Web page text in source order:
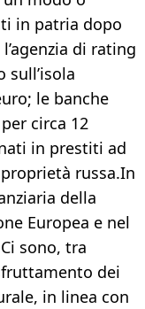
in patria dopo
di rating
sull’isola
le banche
circa 12
in prestiti ad
russa.In
della
Europea e nel
sono, tra
dei
in linea con